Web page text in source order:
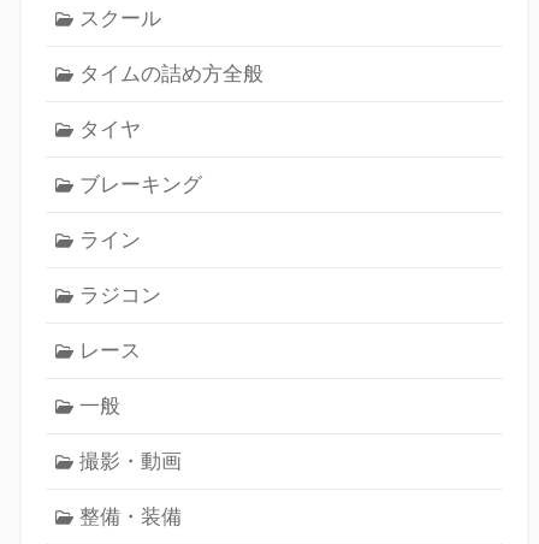
スクール
タイムの詰め方全般
タイヤ
ブレーキング
ライン
ラジコン
レース
一般
撮影・動画
整備・装備